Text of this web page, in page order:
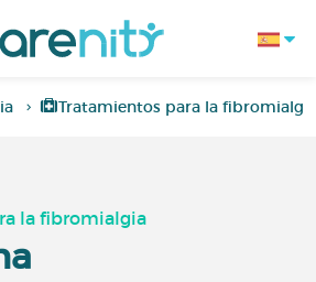
Tratamientos para la fibromialgia
la fibromialgia